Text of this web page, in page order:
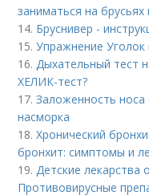
заниматься на
14. Бруснивер -
15.Упражнение Уголок
16.Дыхательный тест
ХЕЛИК-тест?
17.Заложенность
насморка
18.Хронический
бронхит: симптомы и
19.Детские лекарства
Противовирусные